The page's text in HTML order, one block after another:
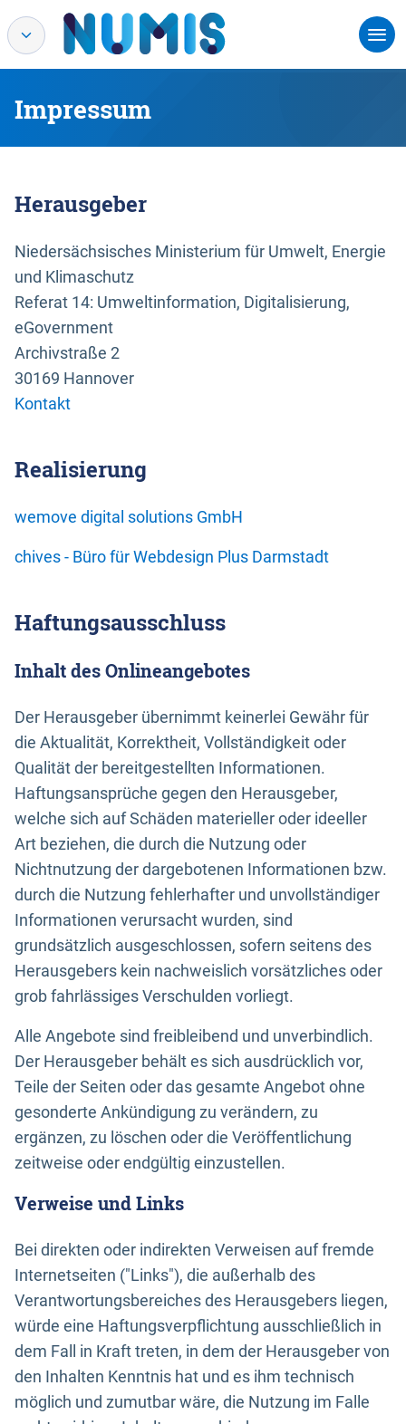
Impressum
Herausgeber
Niedersächsisches Ministerium für Umwelt, Energie
und Klimaschutz
Referat 14: Umweltinformation, Digitalisierung,
eGovernment
Archivstraße 2
30169 Hannover
Kontakt
Realisierung
wemove digital solutions GmbH
chives - Büro für Webdesign Plus Darmstadt
Haftungsausschluss
Inhalt des Onlineangebotes
Der Herausgeber übernimmt keinerlei Gewähr für
die Aktualität, Korrektheit, Vollständigkeit oder
Qualität der bereitgestellten Informationen.
Haftungsansprüche gegen den Herausgeber,
welche sich auf Schäden materieller oder ideeller
Art beziehen, die durch die Nutzung oder
Nichtnutzung der dargebotenen Informationen bzw.
durch die Nutzung fehlerhafter und unvollständiger
Informationen verursacht wurden, sind
grundsätzlich ausgeschlossen, sofern seitens des
Herausgebers kein nachweislich vorsätzliches oder
grob fahrlässiges Verschulden vorliegt.
Alle Angebote sind freibleibend und unverbindlich.
Der Herausgeber behält es sich ausdrücklich vor,
Teile der Seiten oder das gesamte Angebot ohne
gesonderte Ankündigung zu verändern, zu
ergänzen, zu löschen oder die Veröffentlichung
zeitweise oder endgültig einzustellen.
Verweise und Links
Bei direkten oder indirekten Verweisen auf fremde
Internetseiten ("Links"), die außerhalb des
Verantwortungsbereiches des Herausgebers liegen,
würde eine Haftungsverpflichtung ausschließlich in
dem Fall in Kraft treten, in dem der Herausgeber von
den Inhalten Kenntnis hat und es ihm technisch
möglich und zumutbar wäre, die Nutzung im Falle